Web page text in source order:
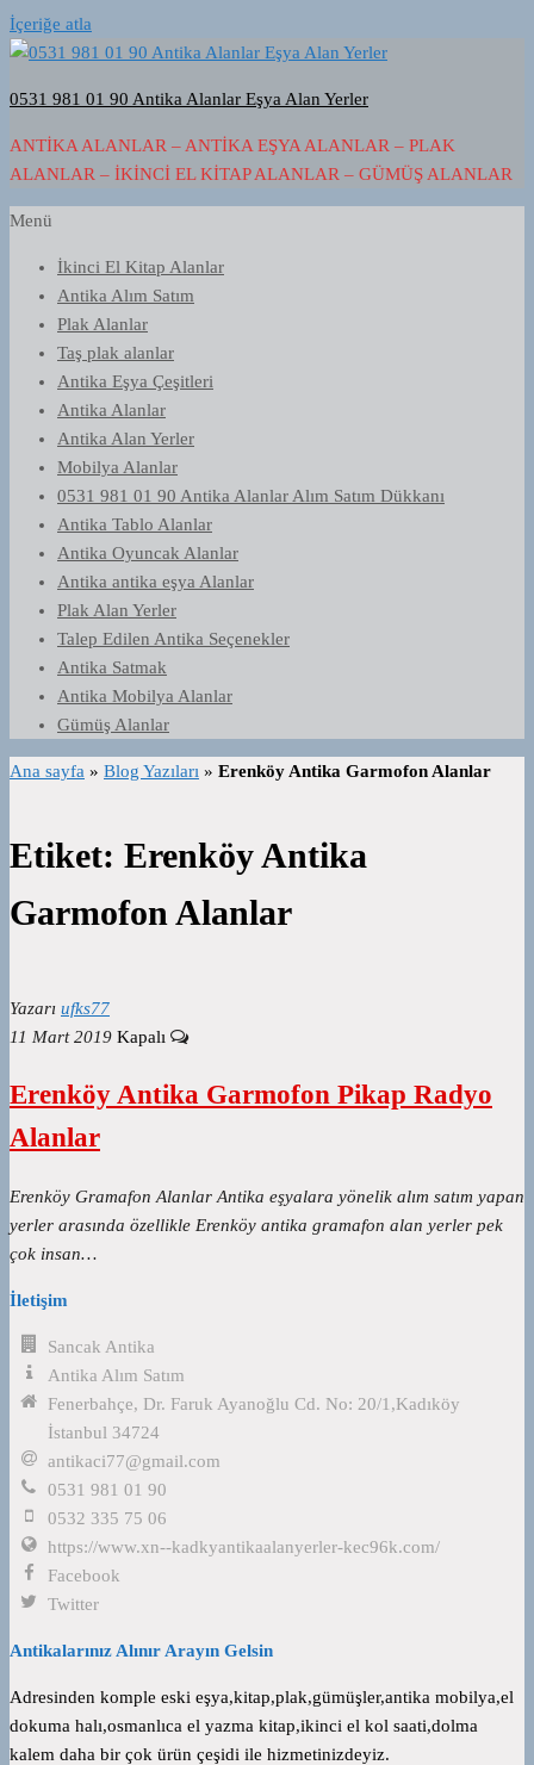
İçeriğe atla
0531 981 01 90 Antika Alanlar Eşya Alan Yerler
ANTIKA ALANLAR – ANTIKA EŞYA ALANLAR – PLAK
ALANLAR – İKINCI EL KITAP ALANLAR – GÜMÜŞ ALANLAR
Menü
İkinci El Kitap Alanlar
Antika Alım Satım
Plak Alanlar
Taş plak alanlar
Antika Eşya Çeşitleri
Antika Alanlar
Antika Alan Yerler
Mobilya Alanlar
0531 981 01 90 Antika Alanlar Alım Satım Dükkanı
Antika Tablo Alanlar
Antika Oyuncak Alanlar
Antika antika eşya Alanlar
Plak Alan Yerler
Talep Edilen Antika Seçenekler
Antika Satmak
Antika Mobilya Alanlar
Gümüş Alanlar
Ana sayfa » Blog Yazıları » Erenköy Antika Garmofon Alanlar
Etiket: Erenköy Antika
Garmofon Alanlar
Yazarı ufks77
11 Mart 2019 Kapalı
Erenköy Antika Garmofon Pikap Radyo
Alanlar
Erenköy Gramafon Alanlar Antika eşyalara yönelik alım satım yapan
yerler arasında özellikle Erenköy antika gramafon alan yerler pek
çok insan…
İletişim
Sancak Antika
Antika Alım Satım
Fenerbahçe, Dr. Faruk Ayanoğlu Cd. No: 20/1,Kadıköy
İstanbul 34724
antikaci77@gmail.com
0531 981 01 90
0532 335 75 06
https://www.xn--kadkyantikaalanyerler-kec96k.com/
Facebook
Twitter
Antikalarınız Alınır Arayın Gelsin
Adresinden komple eski eşya,kitap,plak,gümüşler,antika mobilya,el
dokuma halı,osmanlıca el yazma kitap,ikinci el kol saati,dolma
kalem daha bir çok ürün çeşidi ile hizmetinizdeyiz.